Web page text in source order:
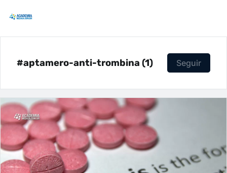
#aptamero-anti-trombina (1) Seguir